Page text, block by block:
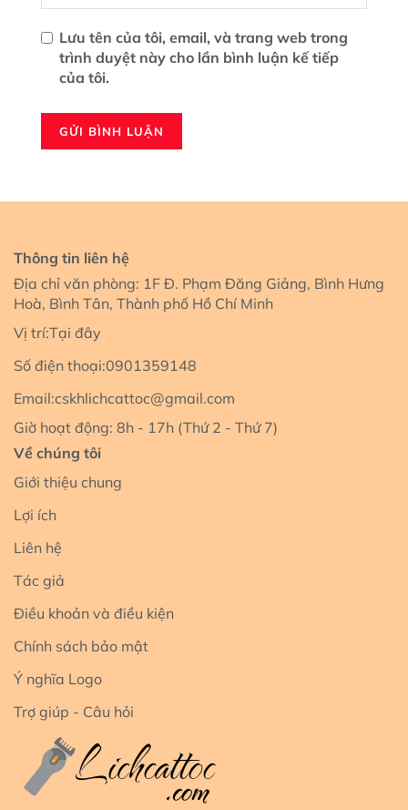
Lưu tên của tôi, email, và trang web trong
trình duyệt này cho lần bình luận kế tiếp
của tôi.
Thông tin liên hệ
Địa chỉ văn phòng: 1F Đ. Phạm Đăng Giảng, Bình Hưng
Hoà, Bình Tân, Thành phố Hồ Chí Minh
Vị trí:Tại đây
Số điện thoại:0901359148
Email:cskhlichcattoc@gmail.com
Giờ hoạt động: 8h - 17h (Thứ 2 - Thứ 7)
Về chúng tôi
Giới thiệu chung
Lợi ích
Liên hệ
Tác giả
Điều khoản và điều kiện
Chính sách bảo mật
Ý nghĩa Logo
Trợ giúp - Câu hỏi